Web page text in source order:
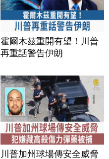
霍爾木茲重開有望！川普
再重話警告伊朗
川普加州球場傳安全威脅